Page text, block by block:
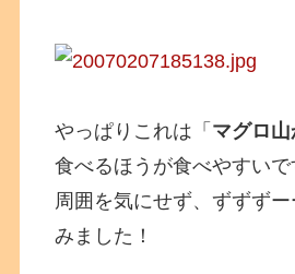
やっぱりこれは「 マグロ
食べるほうが食べやすいで
周囲を気にせず、ずずず
みました！